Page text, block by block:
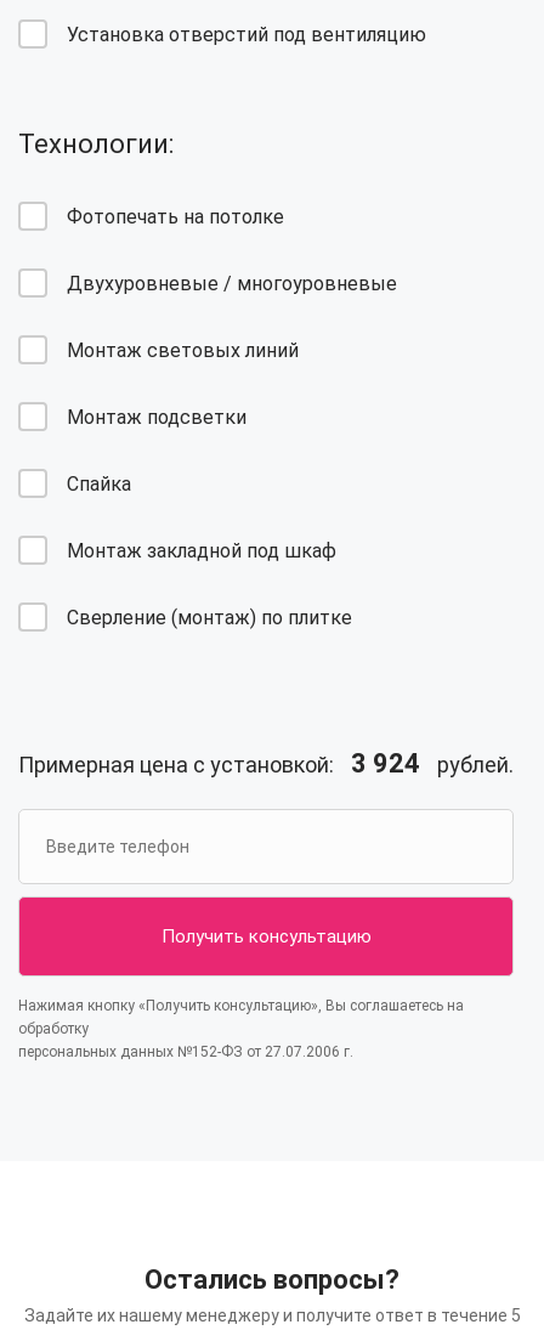
Установка отверстий под вентиляцию
Технологии:
Фотопечать на потолке
Двухуровневые / многоуровневые
Монтаж световых линий
Монтаж подсветки
Спайка
Монтаж закладной под шкаф
Сверление (монтаж) по плитке
Примерная цена с установкой: 3 924 рублей.
Нажимая кнопку «Получить консультацию», Вы соглашаетесь на
обработку
персональных данных №152-ФЗ от 27.07.2006 г.
Остались вопросы?
Задайте их нашему менеджеру и получите ответ в течение 5